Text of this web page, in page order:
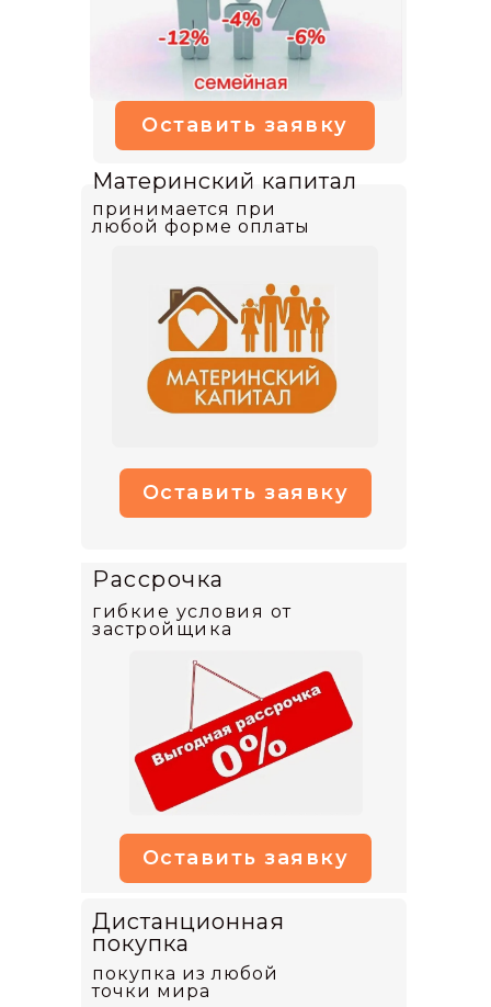
Оставить заявку
Материнский капитал
Дистанционная
покупка
покупка из любой
точки мира
принимается при
любой форме оплаты
Оставить заявку
Оставить заявку
Рассрочка
гибкие условия от
застройщика